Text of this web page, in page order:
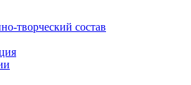
творческий состав